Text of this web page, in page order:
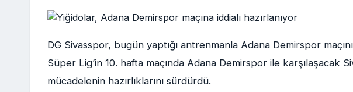
DG Sivasspor, bugün yaptığı antrenmanla Adana Demirspor
Süper Lig’in 10. hafta maçında Adana Demirspor ile karşılaşacak
mücadelenin hazırlıklarını sürdürdü.